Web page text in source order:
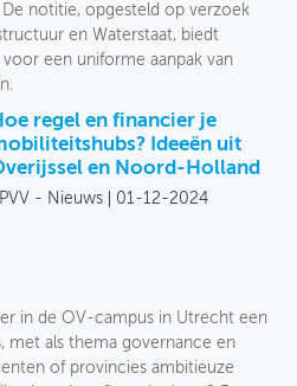
notitie, opgesteld op verzoek
en Waterstaat, biedt
een uniforme aanpak van
regel en financier je
Ideeën uit
en Noord-Holland
- Nieuws 01-12-2024
in de OV-campus in Utrecht een
met als thema governance en
of provincies ambitieuze